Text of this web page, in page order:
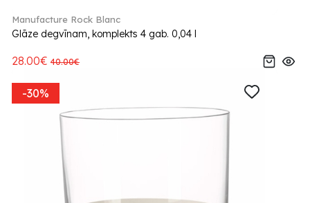
Manufacture Rock Blanc
Glāze degvīnam, komplekts 4 gab. 0,04 l
28.00€ 40.00€
-30%